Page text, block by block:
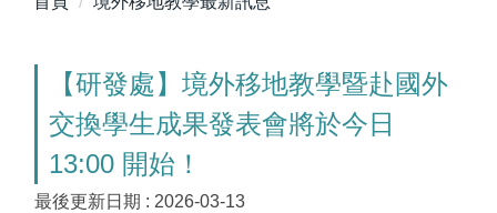
【研發處】境外移地教學暨赴國外
交換學生成果發表會將於今日
13:00 開始！
最後更新日期 : 2026-03-13